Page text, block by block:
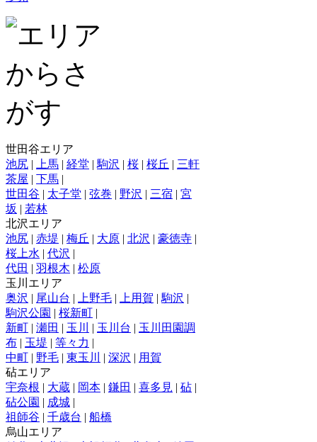
世田谷エリア
池尻 | 上馬 | 経堂 | 駒沢 | 桜 | 桜丘 | 三軒
茶屋 | 下馬 |
世田谷 | 太子堂 | 弦巻 | 野沢 | 三宿 | 宮
坂 | 若林
北沢エリア
池尻 | 赤堤 | 梅丘 | 大原 | 北沢 | 豪徳寺 |
桜上水 | 代沢 |
代田 | 羽根木 | 松原
玉川エリア
奥沢 | 尾山台 | 上野毛 | 上用賀 | 駒沢 |
駒沢公園 | 桜新町 |
新町 | 瀬田 | 玉川 | 玉川台 | 玉川田園調
布 | 玉堤 | 等々力 |
中町 | 野毛 | 東玉川 | 深沢 | 用賀
砧エリア
宇奈根 | 大蔵 | 岡本 | 鎌田 | 喜多見 | 砧 |
砧公園 | 成城 |
祖師谷 | 千歳台 | 船橋
烏山エリア